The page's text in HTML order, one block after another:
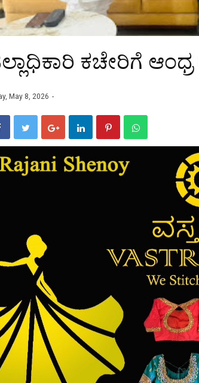
ಕಚೇರಿಗೆ
May 8, 2026